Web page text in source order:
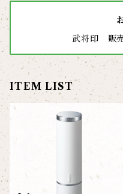
武将印 販売
ITEM LIST